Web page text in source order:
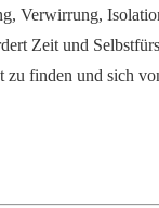
Verwirrung,
Zeit und
finden und sich